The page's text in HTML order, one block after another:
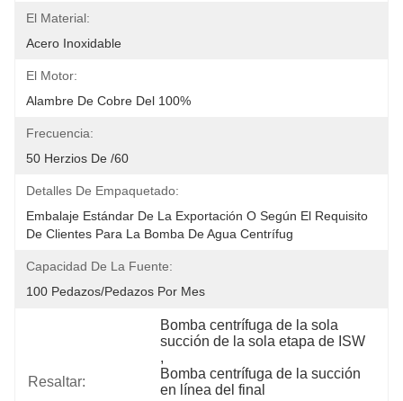
El Material:
Acero Inoxidable
El Motor:
Alambre De Cobre Del 100%
Frecuencia:
50 Herzios De /60
Detalles De Empaquetado:
Embalaje Estándar De La Exportación O Según El Requisito
De Clientes Para La Bomba De Agua Centrífug
Capacidad De La Fuente:
100 Pedazos/pedazos Por Mes
Resaltar:
Bomba centrífuga de la sola
succión de la sola etapa de ISW
,
Bomba centrífuga de la succión
en línea del final